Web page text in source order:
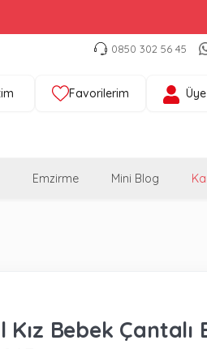
0850 302 56 45
Favorilerim
Emzirme Mini Blog
Bebek Çantalı